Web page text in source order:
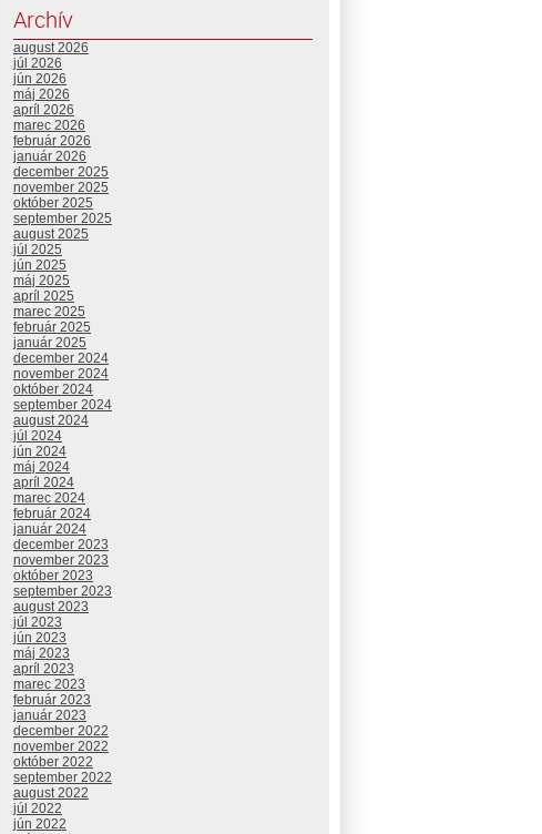
Archív
august 2026
júl 2026
jún 2026
máj 2026
apríl 2026
marec 2026
február 2026
január 2026
december 2025
november 2025
október 2025
september 2025
august 2025
júl 2025
jún 2025
máj 2025
apríl 2025
marec 2025
február 2025
január 2025
december 2024
november 2024
október 2024
september 2024
august 2024
júl 2024
jún 2024
máj 2024
apríl 2024
marec 2024
február 2024
január 2024
december 2023
november 2023
október 2023
september 2023
august 2023
júl 2023
jún 2023
máj 2023
apríl 2023
marec 2023
február 2023
január 2023
december 2022
november 2022
október 2022
september 2022
august 2022
júl 2022
jún 2022